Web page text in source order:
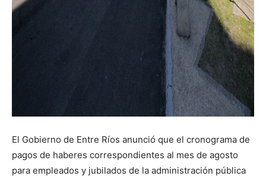
El Gobierno de Entre Ríos anunció que el cronograma de
pagos de haberes correspondientes al mes de agosto
para empleados y jubilados de la administración pública